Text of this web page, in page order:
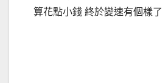
算花點小錢 終於變速有個樣了